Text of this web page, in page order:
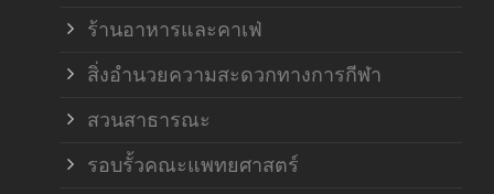
ร้านอาหารและคาเฟ่
สิ่งอำนวยความสะดวกทางการกีฬา
สวนสาธารณะ
รอบรั้วคณะแพทยศาสตร์